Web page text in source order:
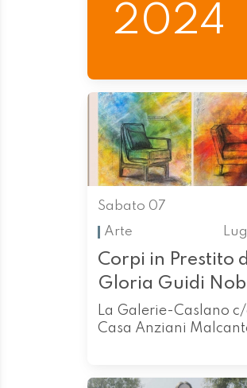
2024
Sabato 07
Arte
Corpi in Prestito
Gloria Guidi
La Galerie-Caslano
Casa Anziani